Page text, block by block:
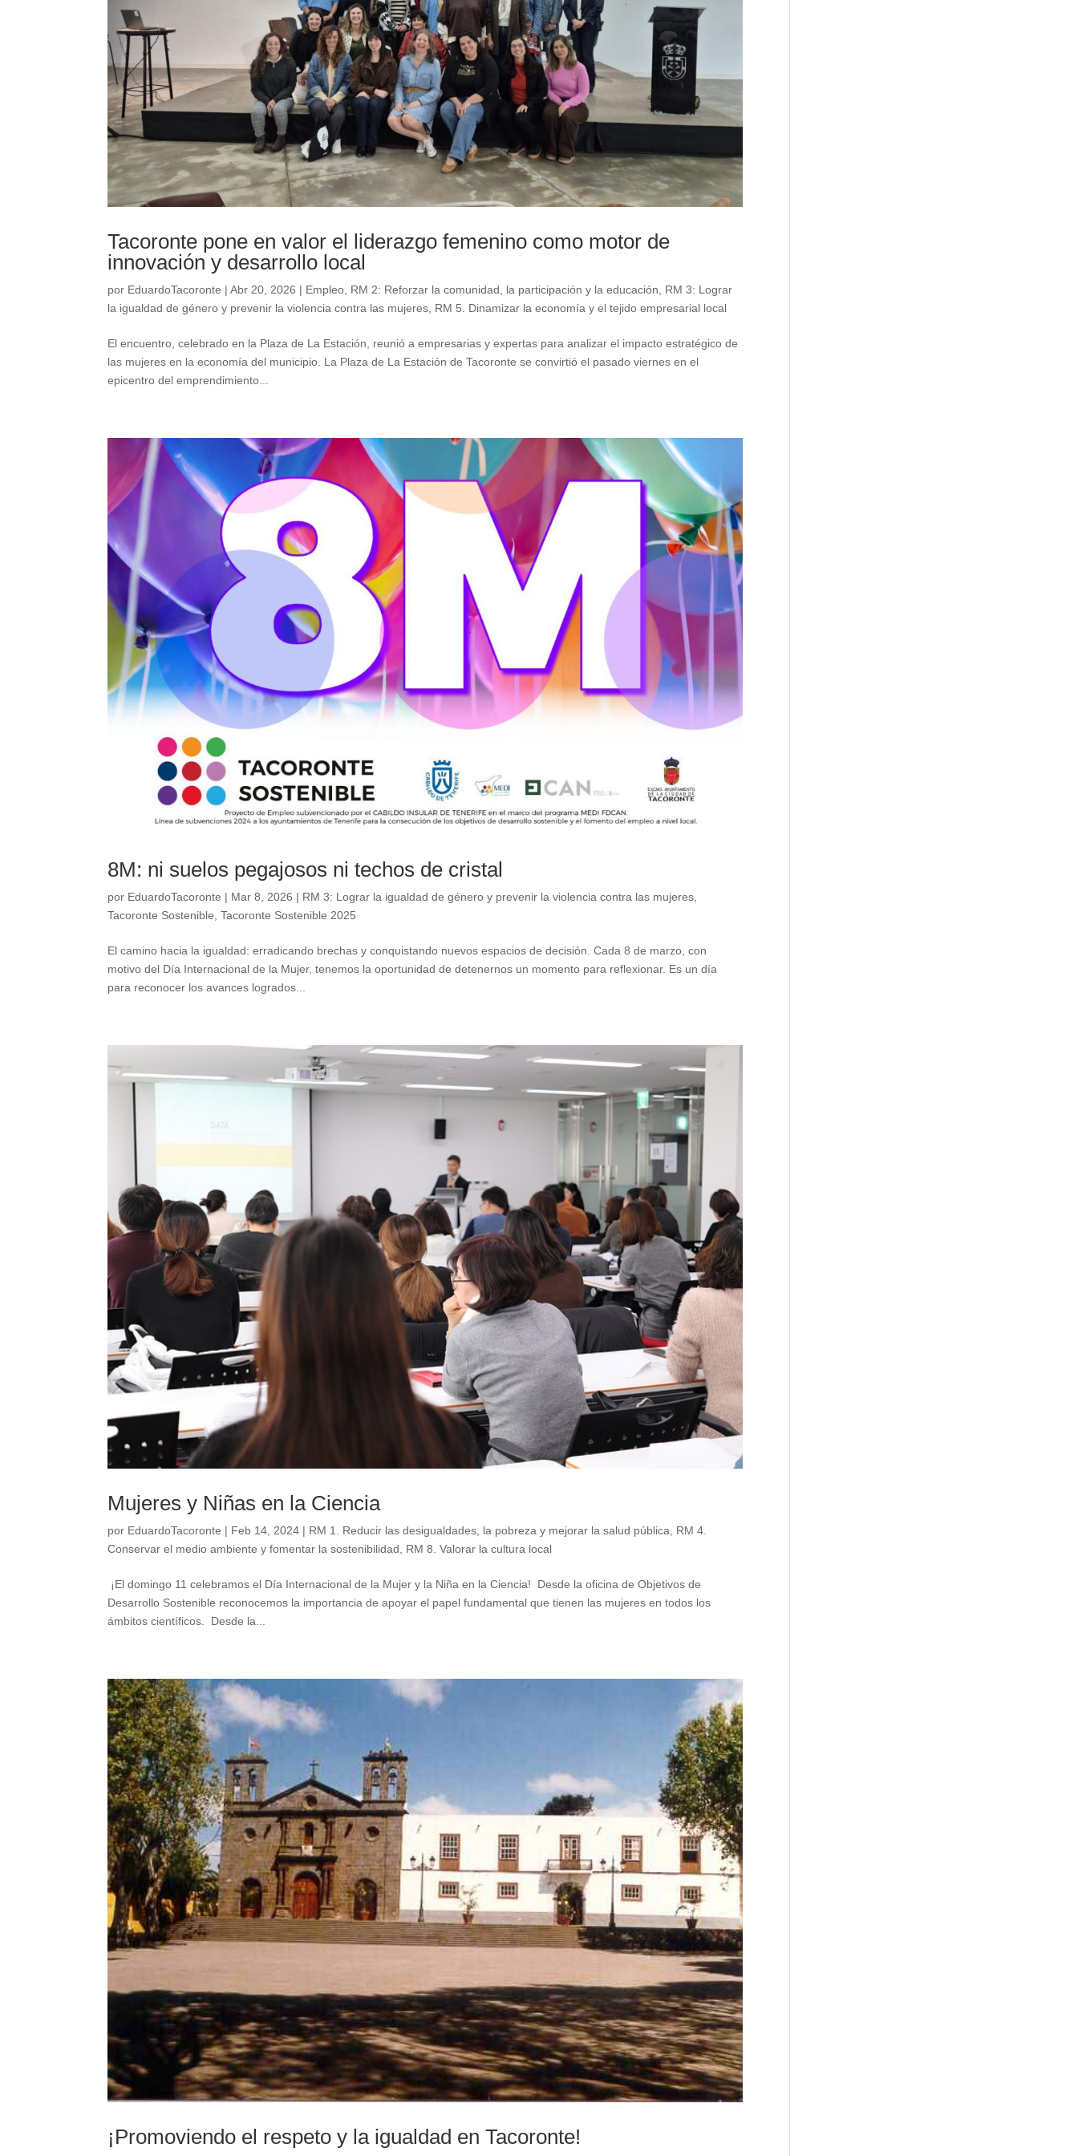
Tacoronte pone en valor el liderazgo femenino como motor de
innovación y desarrollo local
por EduardoTacoronte |Abr 20, 2026 | Empleo RM 2: Reforzar la comunidad, la participación y la educación
RM 3: Lograr
la igualdad de género y prevenir la violencia contra las mujeres RM 5. Dinamizar la economía y el tejido empresarial local
El encuentro, celebrado en la Plaza de La Estación, reunió a empresarias y expertas para analizar el impacto estratégico de
las mujeres en la economía del municipio. La Plaza de La Estación de Tacoronte se convirtió el pasado viernes en el
epicentro del emprendimiento...
8M: ni suelos pegajosos ni techos de cristal
por EduardoTacoronte | Mar 8, 2026 | RM 3: Lograr la igualdad de género y prevenir la violencia contra las mujeres
Tacoronte Sostenible ,Tacoronte Sostenible 2025
El camino hacia la igualdad: erradicando brechas y conquistando nuevos espacios de decisión. Cada 8 de marzo, con
motivo del Día Internacional de la Mujer, tenemos la oportunidad de detenernos un momento para reflexionar. Es un día
para reconocer los avances logrados...
Mujeres y Niñas en la Ciencia
por EduardoTacoronte | Feb 14, 2024 | RM 1. Reducir las desigualdades, la pobreza y mejorar la salud pública
RM 4.
Conservar el medio ambiente y fomentar la sostenibilidad
RM 8. Valorar la cultura local
¡El domingo 11 celebramos el Día Internacional de la Mujer y la Niña en la Ciencia! Desde la oficina de Objetivos de
Desarrollo Sostenible reconocemos la importancia de apoyar el papel fundamental que tienen las mujeres en todos los
ámbitos científicos. Desde la...
¡Promoviendo el respeto y la igualdad en Tacoronte!